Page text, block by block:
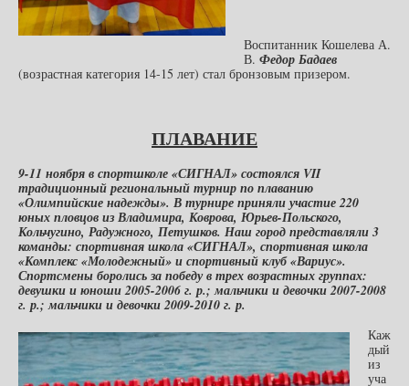
Воспитанник Кошелева А.
В. Федор Бадаев
(возрастная категория 14-15 лет) стал бронзовым призером.
ПЛАВАНИЕ
9-11 ноября в спортшколе «СИГНАЛ» состоялся VII
традиционный региональный турнир по плаванию
«Олимпийские надежды». В турнире приняли участие 220
юных пловцов из Владимира, Коврова, Юрьев-Польского,
Кольчугино, Радужного, Петушков. Наш город представляли 3
команды: спортивная школа «СИГНАЛ», спортивная школа
«Комплекс «Молодежный» и спортивный клуб «Вариус».
Спортсмены боролись за победу в трех возрастных группах:
девушки и юноши 2005-2006 г. р.; мальчики и девочки 2007-2008
г. р.; мальчики и девочки 2009-2010 г. р.
Каж
дый
из
уча